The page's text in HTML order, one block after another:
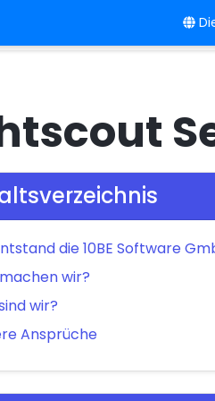
die 10BE Software
wir?
wir?
Ansprüche